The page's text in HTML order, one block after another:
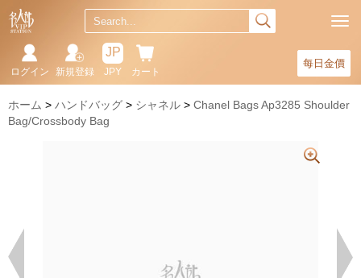
每日金價
カート
JP
JPY
新規登録
ログイン
ホーム ハンドバッグ シャネル
Chanel Bags Ap3285 Shoulder
Bag/Crossbody Bag